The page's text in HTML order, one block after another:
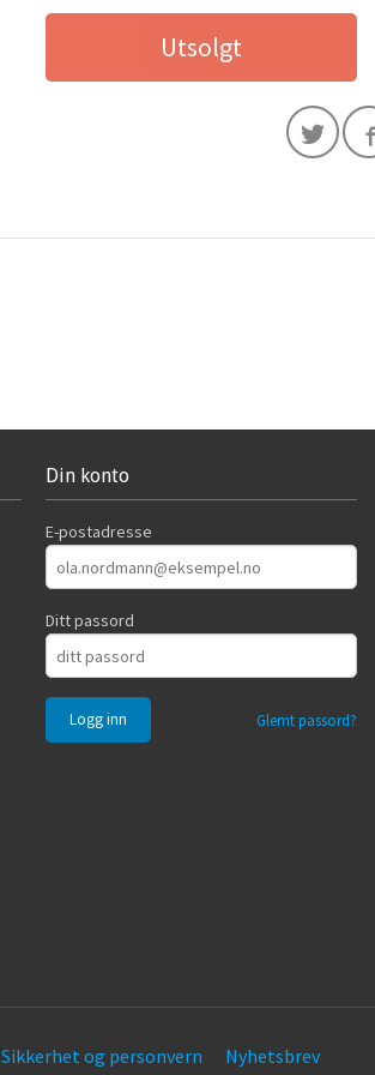
Utsolgt
Din konto
E-postadresse
Ditt passord
Glemt passord?
Sikkerhet og personvern Nyhetsbrev